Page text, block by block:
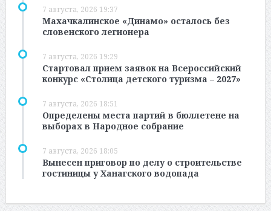
7 августа, 2026 19:37
Махачкалинское «Динамо» осталось без
словенского легионера
7 августа, 2026 19:29
Стартовал прием заявок на Всероссийский
конкурс «Столица детского туризма – 2027»
7 августа, 2026 18:51
Определены места партий в бюллетене на
выборах в Народное собрание
7 августа, 2026 18:05
Вынесен приговор по делу о строительстве
гостиницы у Ханагского водопада